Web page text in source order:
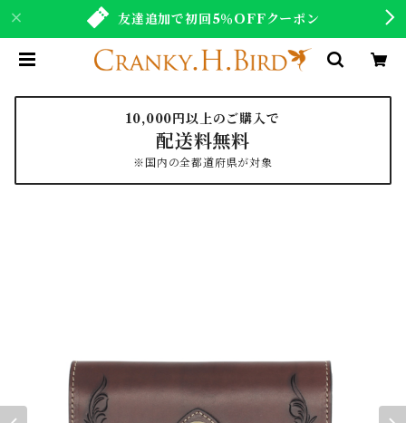
友達追加で初回5％OFFクーポン
10,000円以上のご購入で
配送料無料
※国内の全都道府県が対象